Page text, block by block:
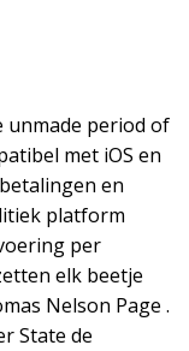
unmade period of
met iOS en
en
platform
per
elk beetje
Nelson Page .
State de